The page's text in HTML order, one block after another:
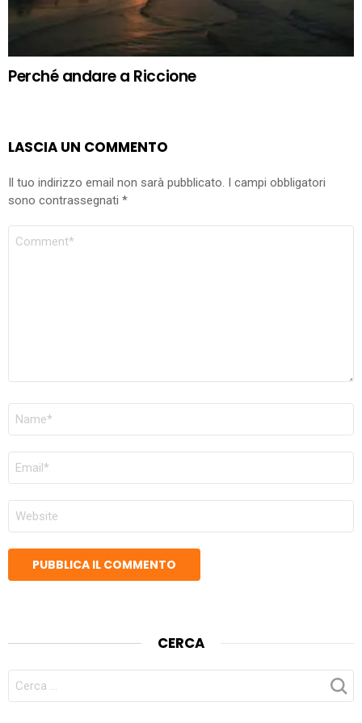
Perché andare a Riccione
LASCIA UN COMMENTO
Il tuo indirizzo email non sarà pubblicato. I campi obbligatori
sono contrassegnati *
WEB
CERCA
PER: